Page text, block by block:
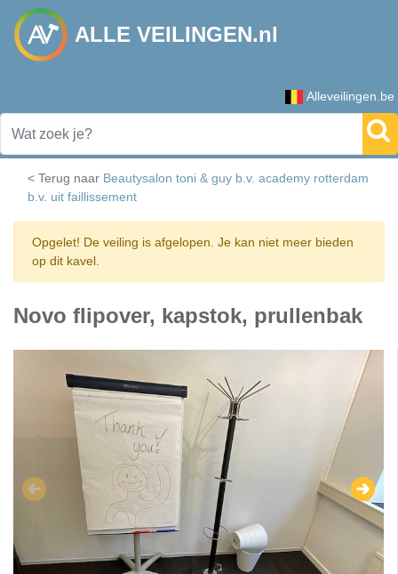
ALLE VEILINGEN.nl
Alleveilingen.be
< Terug naar Beautysalon toni & guy b.v. academy rotterdam
b.v. uit faillissement
Opgelet! De veiling is afgelopen. Je kan niet meer bieden
op dit kavel.
Novo flipover, kapstok, prullenbak